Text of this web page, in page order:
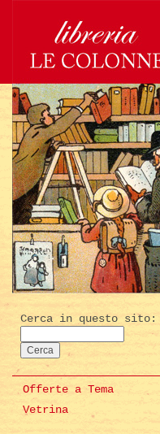
Cerca in questo sito:
Offerte a Tema
Vetrina